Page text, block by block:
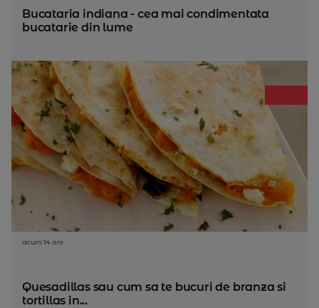
Bucataria indiana - cea mai condimentata
bucatarie din lume
acum 14 ani
Quesadillas sau cum sa te bucuri de branza si
tortillas in...